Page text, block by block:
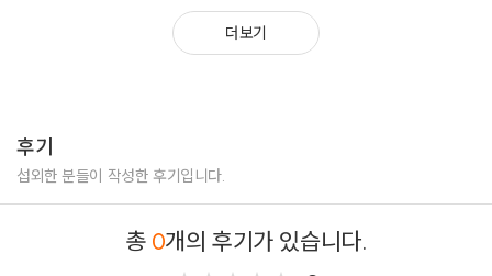
(관람객의 연령대나 분위기에 맞게 곡과 순서가 변경될 수 있습니다.)
메리코발트 공연은 남녀노소 모두가 편안히 즐길 수 있는 곡으로 이루어진
고 아픈만큼 사랑해주겠다며 말을 걸어오는 냥이에게 전달하는 곡 ‘고양이
에게(To The Cat)’, 발라드 넘버 ‘말한 말’ 등 메리코발트의 발표곡과 트로피
Tryin’ 등 관람객에게 인기가 좋은 메리코발트의 미발표곡으로 구성되어있
더보기
후기
섭외한 분들이 작성한 후기입니다.
총 0개의 후기가 있습니다.